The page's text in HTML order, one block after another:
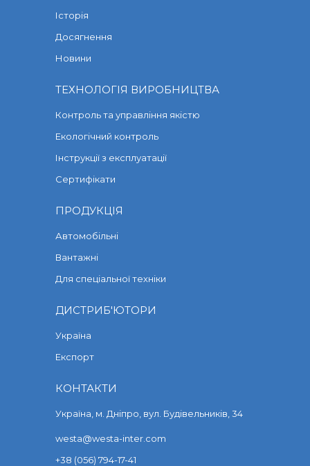
Історія
Досягнення
Новини
ТЕХНОЛОГІЯ ВИРОБНИЦТВА
Контроль та управління якістю
Екологічний контроль
Інструкції з експлуатації
Сертифікати
ПРОДУКЦІЯ
Автомобільні
Вантажні
Для спеціальної техніки
ДИСТРИБ'ЮТОРИ
Україна
Експорт
КОНТАКТИ
Україна, м. Дніпро, вул. Будівельників, 34
westa@westa-inter.com
+38 (056) 794-17-41